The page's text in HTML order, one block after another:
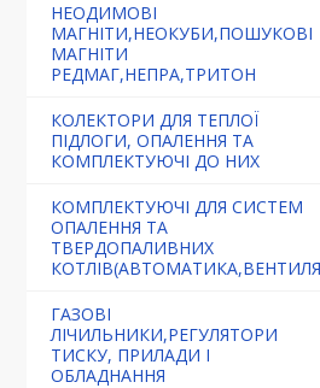
НЕОДИМОВІ
МАГНІТИ,НЕОКУБИ,ПОШУКОВІ
МАГНІТИ
РЕДМАГ,НЕПРА,ТРИТОН
КОЛЕКТОРИ ДЛЯ ТЕПЛОЇ
ПІДЛОГИ, ОПАЛЕННЯ ТА
КОМПЛЕКТУЮЧІ ДО НИХ
КОМПЛЕКТУЮЧІ ДЛЯ СИСТЕМ
ОПАЛЕННЯ ТА
ТВЕРДОПАЛИВНИХ
ГАЗОВІ
ЛІЧИЛЬНИКИ,РЕГУЛЯТОРИ
ТИСКУ, ПРИЛАДИ І
ОБЛАДНАННЯ